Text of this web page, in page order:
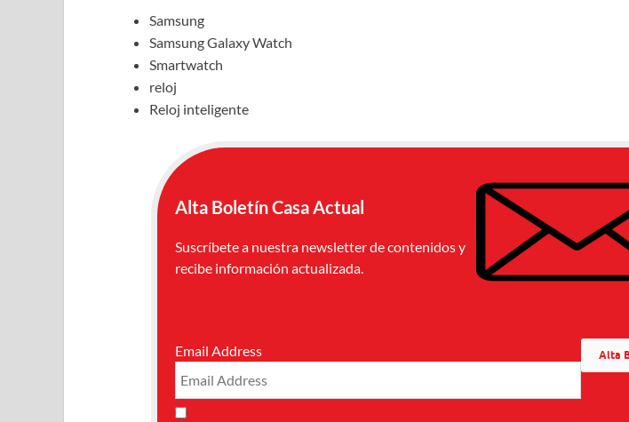
Samsung
Samsung Galaxy Watch
Smartwatch
reloj
Reloj inteligente
Alta Boletín Casa Actual
Suscríbete a nuestra newsletter de contenidos y
recibe información actualizada.
Email Address